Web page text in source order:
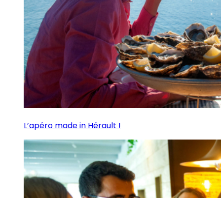
L’apéro made in Hérault !